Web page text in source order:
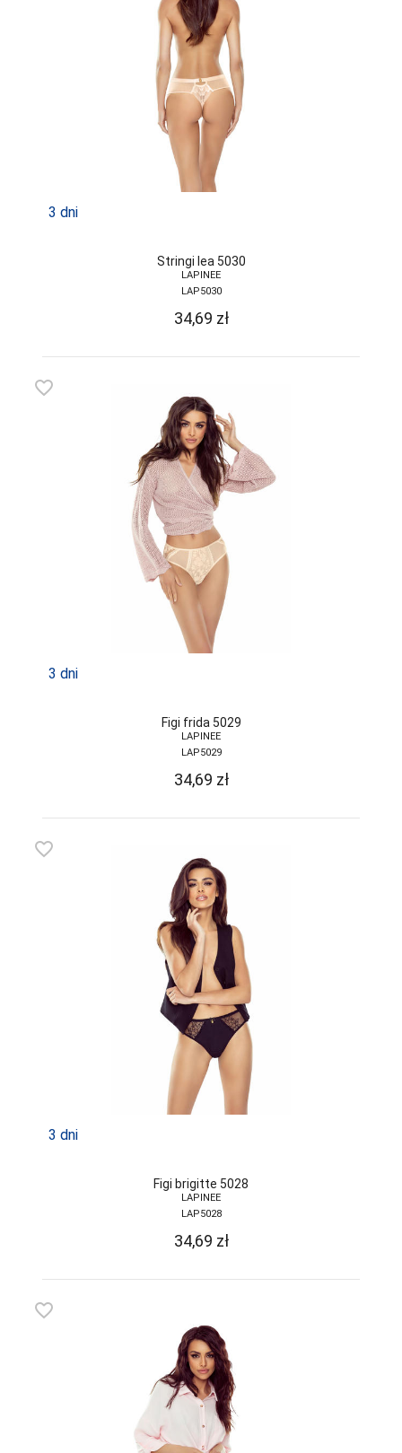
3 dni
Stringi lea 5030
LAPINEE
LAP5030
34,69 zł
favorite_border
3 dni
Figi frida 5029
LAPINEE
LAP5029
34,69 zł
favorite_border
3 dni
Figi brigitte 5028
LAPINEE
LAP5028
34,69 zł
favorite_border